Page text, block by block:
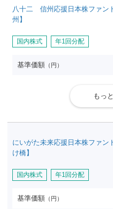
八十二 信州応援日本株ファン
州】
国内株式 年1回分配
基準価額 （円）
もっ
にいがた未来応援日本株ファン
け橋】
国内株式 年1回分配
基準価額 （円）